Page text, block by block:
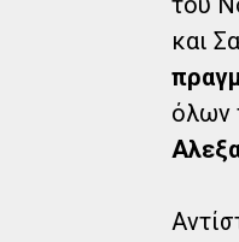
και
όλων